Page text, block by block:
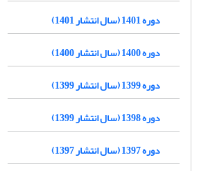
دوره 1401 (سال انتشار 1401)
دوره 1400 (سال انتشار 1400)
دوره 1399 (سال انتشار 1399)
دوره 1398 (سال انتشار 1399)
دوره 1397 (سال انتشار 1397)